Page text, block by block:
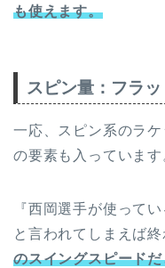
も使えます。
スピン量：フラ
一応、スピン系のラ
の要素も入っています
『西岡選手が使って
と言われてしまえば
のスイングスピード